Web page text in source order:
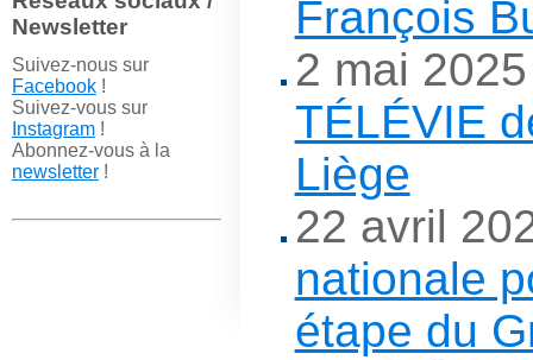
Newsletter
Suivez-nous sur
Facebook!
Suivez-vous sur
Instagram!
Abonnez-vous à la
newsletter!
François
2 mai
TÉLÉVIE
Liège
22 avril
nationale
étape du